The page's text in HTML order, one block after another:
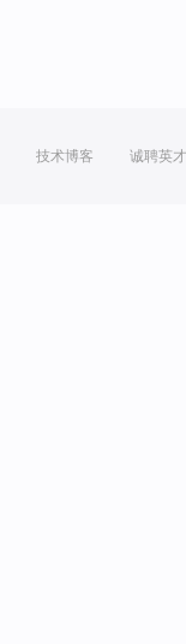
技术博客 诚聘英才